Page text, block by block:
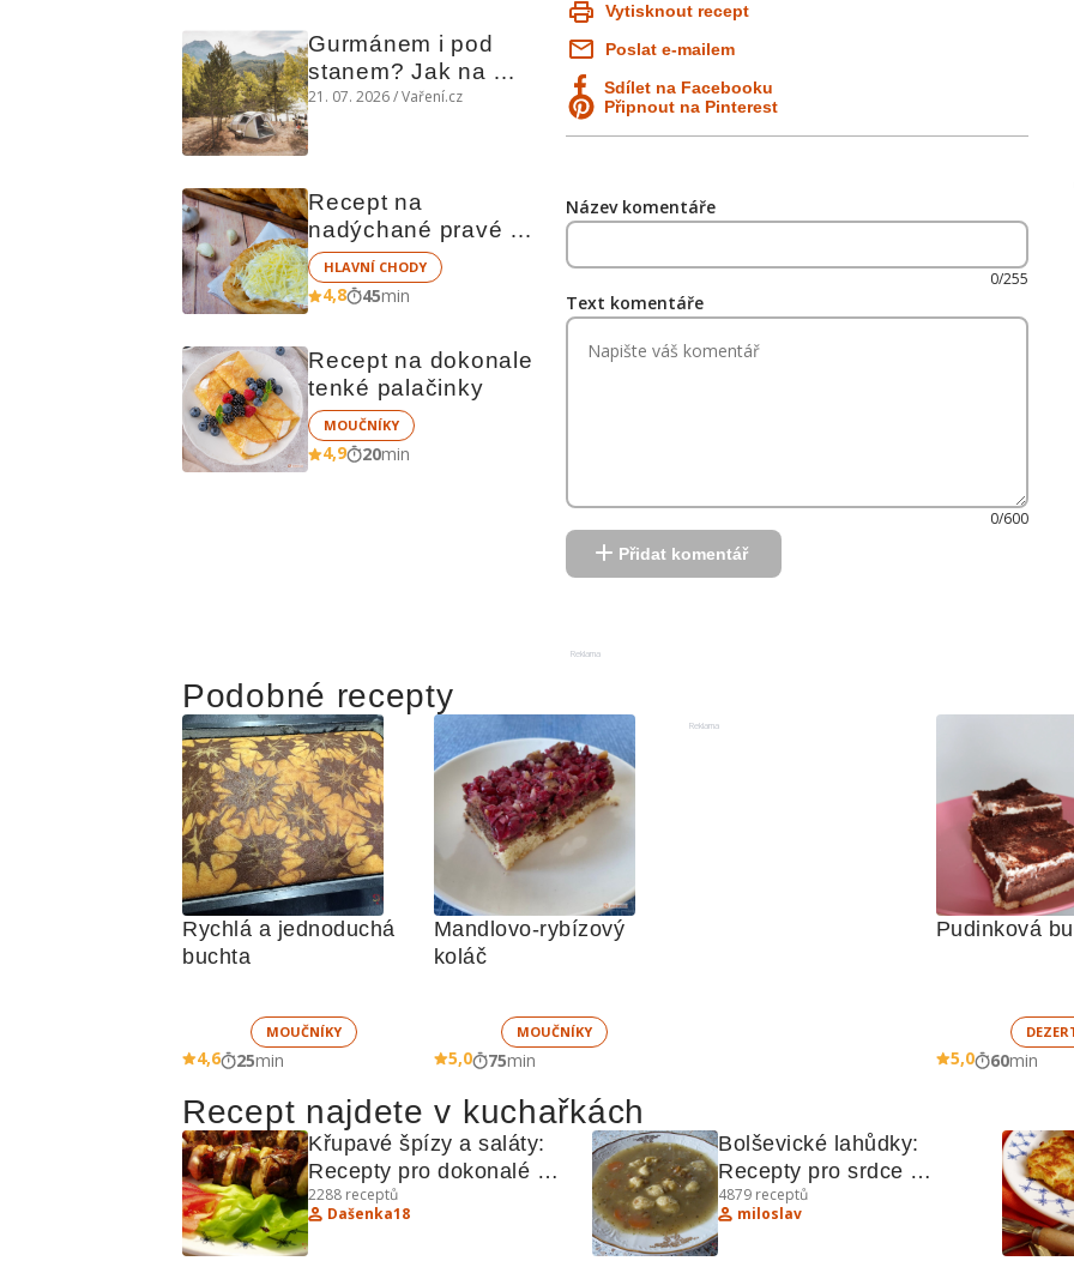
Gurmánem i pod
stanem? Jak na
polní kuchyni a na
21. 07. 2026 / Vaření.cz
Recept na
nadýchané pravé
stánkové langoše
HLAVNÍ CHODY
4,8 45min
Recept na dokonale
tenké palačinky
MOUČNÍKY
4,9 20min
Vytisknout recept
Poslat e-mailem
Sdílet na Facebooku
Připnout na Pinterest
Název komentáře
0/255
Text komentáře
0/600
Přidat komentář
Reklama
Podobné recepty
Rychlá a jednoduchá
buchta
MOUČNÍKY
4,6 25min
Mandlovo-rybízový
koláč
MOUČNÍKY
5,0 75min
Reklama
5,0 60min
Recept najdete v kuchařkách
Křupavé špízy a saláty:
Recepty pro dokonalé
grilování a osvěžující
saláty
2288 receptů
Dašenka18
Bolševické lahůdky:
Recepty pro srdce
východoevropské kuchyně
4879 receptů
miloslav